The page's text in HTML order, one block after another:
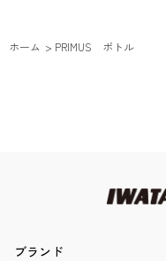
ホーム > PRIMUS ボトル
ブランド